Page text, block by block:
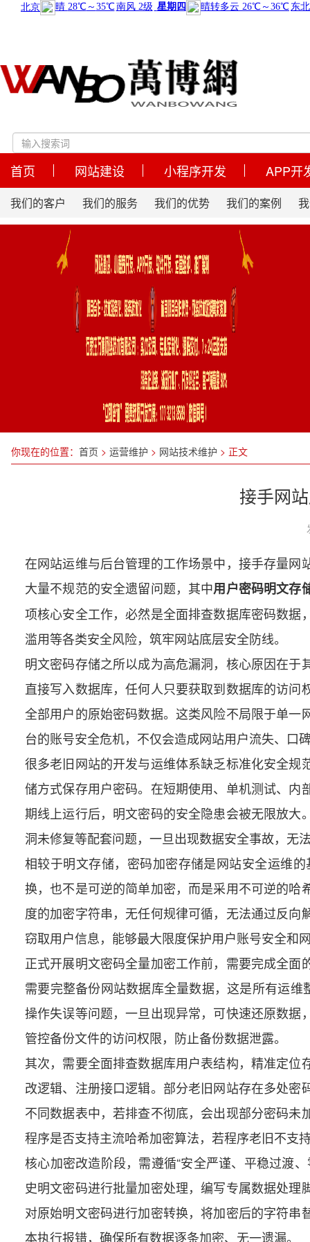
首页 网站建设 小程序开发 APP开
我们的客户 我们的服务 我们的优势 我们的案例
你现在的位置： 首页 > 运营维护 > 网站技术维护 > 正文
接手网
在网站运维与后台管理的工作场景中，接手存量
大量不规范的安全遗留问题，其中用户密码明文存
项核心安全工作，必然是全面排查数据库密码数
滥用等各类安全风险，筑牢网站底层安全防线。
明文密码存储之所以成为高危漏洞，核心原因在
直接写入数据库，任何人只要获取到数据库的访
全部用户的原始密码数据。这类风险不局限于单
台的账号安全危机，不仅会造成网站用户流失、口
很多老旧网站的开发与运维体系缺乏标准化安全
储方式保存用户密码。在短期使用、单机测试、
期线上运行后，明文密码的安全隐患会被无限放
洞未修复等配套问题，一旦出现数据安全事故，无
相较于明文存储，密码加密存储是网站安全运维
换，也不是可逆的简单加密，而是采用不可逆的
度的加密字符串，无任何规律可循，无法通过反
窃取用户信息，能够最大限度保护用户账号安全和
正式开展明文密码全量加密工作前，需要完成全
需要完整备份网站数据库全量数据，这是所有运
操作失误等问题，一旦出现异常，可快速还原数
管控备份文件的访问权限，防止备份数据泄露。
其次，需要全面排查数据库用户表结构，精准定
改逻辑、注册接口逻辑。部分老旧网站存在多处
不同数据表中，若排查不彻底，会出现部分密码
程序是否支持主流哈希加密算法，若程序老旧不支
核心加密改造阶段，需遵循“安全严谨、平稳过渡
史明文密码进行批量加密处理，编写专属数据处
对原始明文密码进行加密转换，将加密后的字符
本执行报错，确保所有数据逐条加密、无一遗漏。